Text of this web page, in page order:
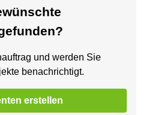
und werden Sie
benachrichtigt.
erstellen